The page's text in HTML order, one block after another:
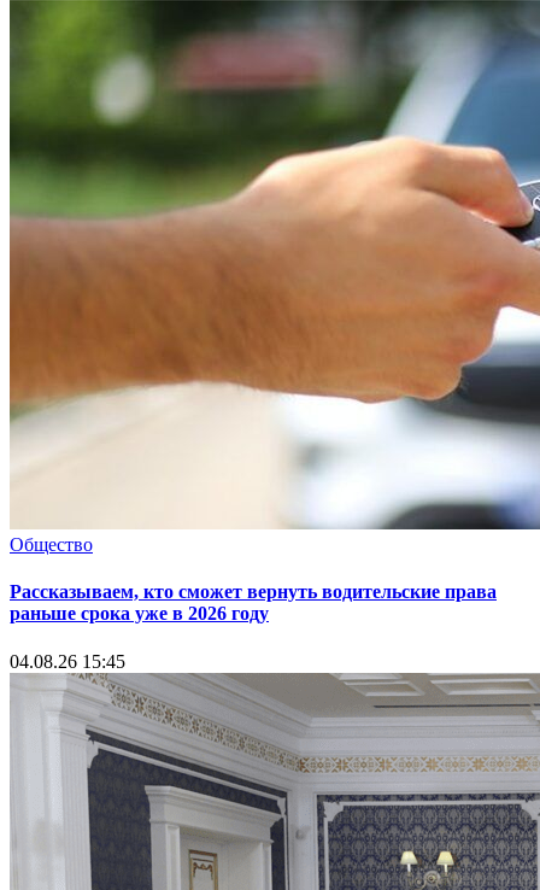
Общество
Рассказываем, кто сможет вернуть водительские права
раньше срока уже в 2026 году
04.08.26 15:45